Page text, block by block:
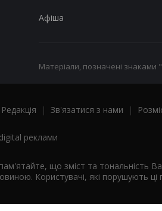
Афіша
Матеріали, позначені
Редакція | Зв'язатися з нами |
реклами
що зміст та тональність
Користувачі, які порушують